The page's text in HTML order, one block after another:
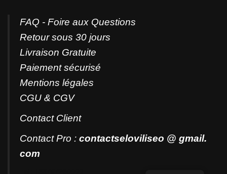
FAQ - Foire aux Questions
Retour sous 30 jours
Livraison Gratuite
Paiement sécurisé
Mentions légales
CGU & CGV
ContactClient
Contact Pro : contactseloviliseo @ gmail.
com